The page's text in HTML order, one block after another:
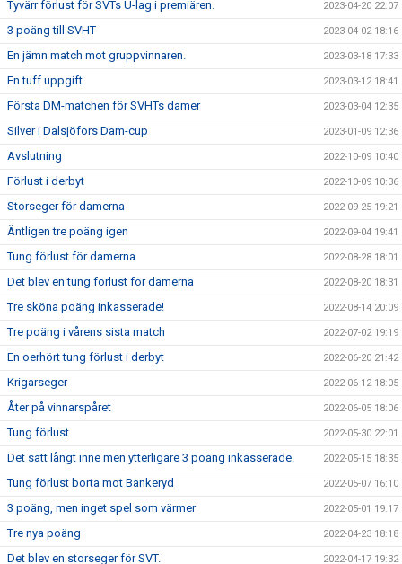
Tyvärr förlust för SVTs U-lag i premiären. 2023-04-20 22:07
3 poäng till SVHT 2023-04-02 18:16
En jämn match mot gruppvinnaren. 2023-03-18 17:33
En tuff uppgift 2023-03-12 18:41
Första DM-matchen för SVHTs damer 2023-03-04 12:35
Silver i Dalsjöfors Dam-cup 2023-01-09 12:36
Avslutning 2022-10-09 10:40
Förlust i derbyt 2022-10-09 10:36
Storseger för damerna 2022-09-25 19:21
Äntligen tre poäng igen 2022-09-04 19:41
Tung förlust för damerna 2022-08-28 18:01
Det blev en tung förlust för damerna 2022-08-20 18:31
Tre sköna poäng inkasserade! 2022-08-14 20:09
Tre poäng i vårens sista match 2022-07-02 19:19
En oerhört tung förlust i derbyt 2022-06-20 21:42
Krigarseger 2022-06-12 18:05
Åter på vinnarspåret 2022-06-05 18:06
Tung förlust 2022-05-30 22:01
Det satt långt inne men ytterligare 3 poäng inkasserade. 2022-05-15 18:35
Tung förlust borta mot Bankeryd 2022-05-07 16:10
3 poäng, men inget spel som värmer 2022-05-01 19:17
Tre nya poäng 2022-04-23 18:18
Det blev en storseger för SVT. 2022-04-17 19:32